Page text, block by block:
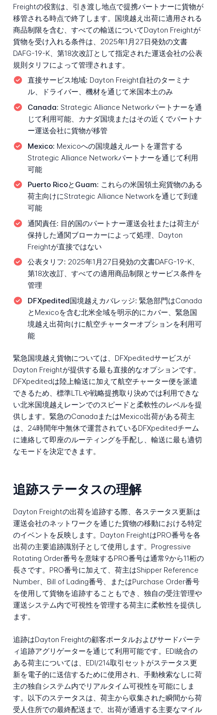
Freightの役割は、引き渡し地点で提携パートナーに貨物が
移管される時点で終了します。国境越え出荷に適用される
商品制限を含む、すべての輸送についてDayton Freightが
貨物を受け入れる条件は、2025年1月27日発効の文書
DAFG-19-K、第18次改訂として指定された運送会社の公表
規則タリフによって管理されます。
直接サービス地域: Dayton Freight自社のターミナ
ル、ドライバー、機材を通じて米国本土のみ
Canada: Strategic Alliance Networkパートナーを通
じて利用可能、カナダ国境またはその近くでパートナ
ー運送会社に貨物が移管
Mexico: Mexicoへの国境越えルートを運営する
Strategic Alliance Networkパートナーを通じて利用
可能
Puerto RicoとGuam: これらの米国領土宛貨物のある
荷主向けにStrategic Alliance Networkを通じて到達
可能
通関責任: 目的国のパートナー運送会社または荷主が
保持した通関ブローカーによって処理、Dayton
Freightが直接ではない
公表タリフ: 2025年1月27日発効の文書DAFG-19-K、
第18次改訂、すべての適用商品制限とサービス条件を
管理
DFXpedited国境越えカバレッジ: 緊急部門はCanada
とMexicoを含む北米全域を明示的にカバー、緊急国
境越え出荷向けに航空チャーターオプションを利用可
能
緊急国境越え貨物については、DFXpeditedサービスが
Dayton Freightが提供する最も直接的なオプションです。
DFXpeditedは陸上輸送に加えて航空チャーター便を派遣
できるため、標準LTLや戦略提携取り決めでは利用できな
い北米国境越えレーンでのスピードと柔軟性のレベルを提
供します。緊急のCanadaまたはMexico出荷がある荷主
は、24時間年中無休で運営されているDFXpeditedチーム
に連絡して即座のルーティングを手配し、輸送に最も適切
なモードを決定できます。
追跡ステータスの理解
Dayton Freightの出荷を追跡する際、各ステータス更新は
運送会社のネットワークを通じた貨物の移動における特定
のイベントを反映します。Dayton FreightはPRO番号を各
出荷の主要追跡識別子として使用します。Progressive
Rotating Order番号を意味するPRO番号は通常9から11桁の
長さです。PRO番号に加えて、荷主はShipper Reference
Number、Bill of Lading番号、またはPurchase Order番号
を使用して貨物を追跡することもでき、独自の受注管理や
運送システム内で可視性を管理する荷主に柔軟性を提供し
ます。
追跡はDayton Freightの顧客ポータルおよびサードパーテ
ィ追跡アグリゲーターを通じて利用可能です。EDI統合の
ある荷主については、EDI/214取引セットがステータス更
新を電子的に送信するために使用され、手動検索なしに荷
主の独自システム内でリアルタイム可視性を可能にしま
す。以下のステータスは、荷主から収集された瞬間から荷
受人住所での最終配送まで、出荷が通過する主要なマイル